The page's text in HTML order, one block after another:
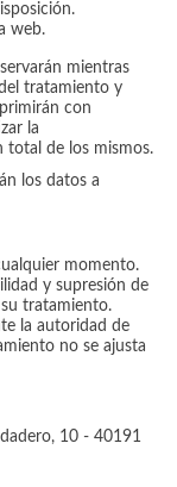
web.
mientras
tratamiento y
con
la
total de los mismos.
los datos a
momento.
y supresión de
tratamiento.
la autoridad de
no se ajusta
10 - 40191